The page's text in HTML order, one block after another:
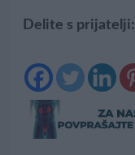
Delite s prijatelji: